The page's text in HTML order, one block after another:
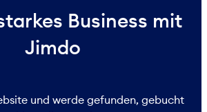
Business mit
Jimdo
und werde gefunden, gebucht